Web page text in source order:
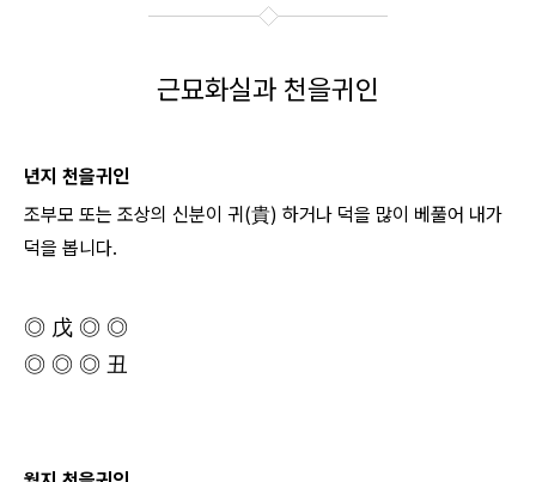
근묘화실과 천을귀인
년지 천을귀인
조부모 또는 조상의 신분이 귀(貴) 하거나 덕을 많이 베풀어 내가
덕을 봅니다.
◎ 戊 ◎ ◎
◎ ◎ ◎ 丑